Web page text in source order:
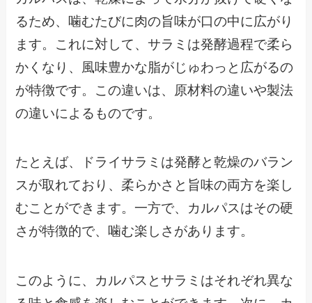
るため、噛むたびに肉の旨味が口の中に広がり
ます。これに対して、サラミは発酵過程で柔ら
かくなり、風味豊かな脂がじゅわっと広がるの
が特徴です。この違いは、原材料の違いや製法
の違いによるものです。
たとえば、ドライサラミは発酵と乾燥のバラン
スが取れており、柔らかさと旨味の両方を楽し
むことができます。一方で、カルパスはその硬
さが特徴的で、噛む楽しさがあります。
このように、カルパスとサラミはそれぞれ異な